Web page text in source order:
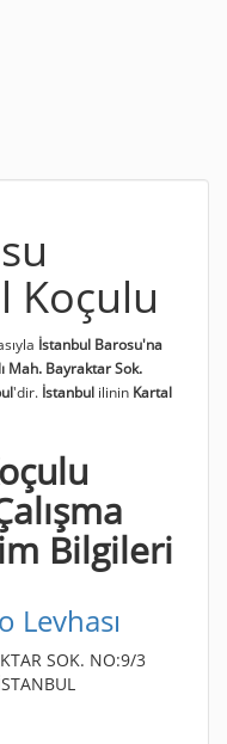
Koçulu
İstanbul Barosu'na
Mah. Bayraktar Sok.
'dir. İstanbul ilinin Kartal
Bilgileri
Levhası
SOK. NO:9/3